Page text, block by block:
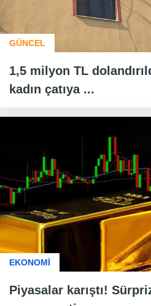
GÜNCEL
1,5 milyon TL
kadın çatıya ...
EKONOMİ
Piyasalar karıştı!